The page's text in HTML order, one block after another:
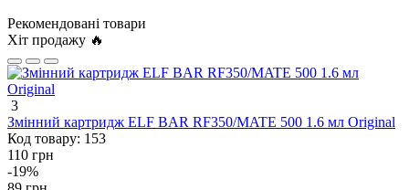
Рекомендовані товари
Хіт продажу 🔥
3
Змінний картридж ELF BAR RF350/MATE 500 1.6 мл Original
Код товару: 153
110 грн
-19%